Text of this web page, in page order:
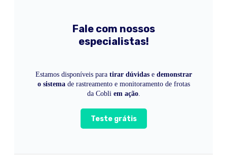
Fale com nossos
especialistas!
Estamos disponíveis para tirar dúvidase demonstrar
o sistemade rastreamento e monitoramento de frotas
da Cobli em ação.
Teste grátis